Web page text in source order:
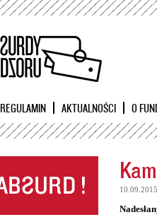
REGULAMIN AKTUALNOŚCI O
10.09.2015